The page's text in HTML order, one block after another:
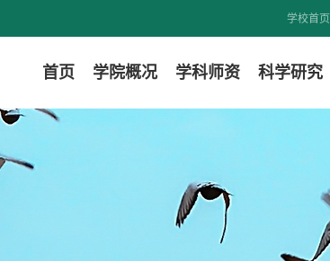
学校首页
首页 学院概况 学科师资 科学研究